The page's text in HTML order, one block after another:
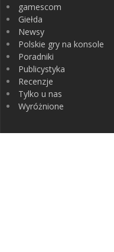
gamescom
Giełda
Newsy
Polskie gry na konsole
Poradniki
Publicystyka
Recenzje
Tylko u nas
Wyróżnione